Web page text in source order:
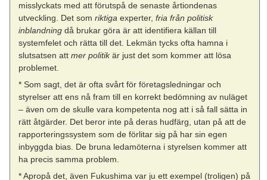
misslyckats med att förutspå de senaste årtiondenas
utveckling. Det somriktiga experter,fria från politisk
inblandning då brukar göra är att identifiera källan till
systemfelet och rätta till det. Lekmän tycks ofta hamna i
slutsatsen attmer politikär just det som kommer att lösa
problemet.
* Som sagt, det är ofta svårt för företagsledningar och
styrelser att ens nå fram till en korrekt bedömning av nuläget
– även om de skulle vara kompetenta nog att i så fall sätta in
rätt åtgärder. Det beror inte på deras hudfärg, utan på att de
rapporteringssystem som de förlitar sig på har sin egen
inbyggda bias. De bruna ledamöterna i styrelsen kommer att
ha precis samma problem.
* Apropå det, även Fukushima var ju ett exempel (troligen) på